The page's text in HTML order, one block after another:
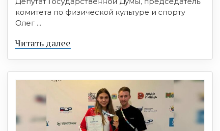
комитета по физической культуре и спорту
Олег ...
Читать далее